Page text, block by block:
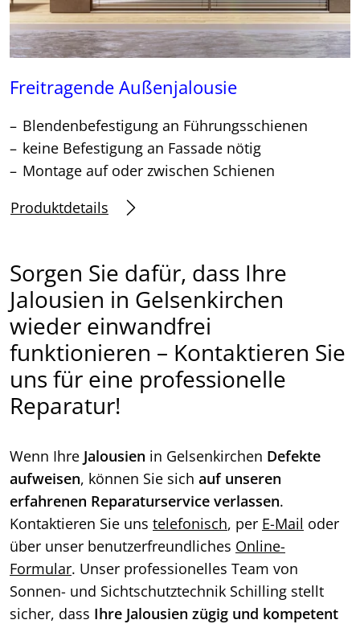
Freitragende Außenjalousie
Blendenbefestigung an Führungsschienen
keine Befestigung an Fassade nötig
Montage auf oder zwischen Schienen
Produktdetails
Sorgen Sie dafür, dass Ihre
Jalousien in Gelsenkirchen
wieder einwandfrei
funktionieren – Kontaktieren Sie
uns für eine professionelle
Reparatur!
Wenn Ihre Jalousien in Gelsenkirchen Defekte
aufweisen, können Sie sich auf unseren
erfahrenen Reparaturservice verlassen.
Kontaktieren Sie uns telefonisch, per E-Mail oder
über unser benutzerfreundliches Online-
Formular. Unser professionelles Team von
Sonnen- und Sichtschutztechnik Schilling stellt
sicher, dass Ihre Jalousien zügig und kompetent